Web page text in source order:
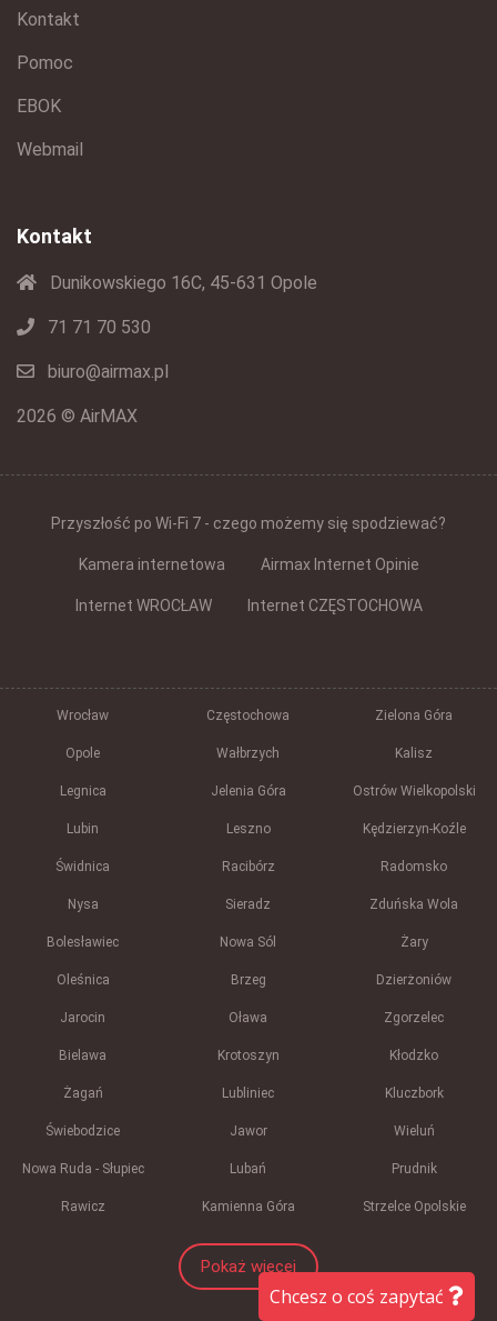
Kontakt
Pomoc
EBOK
Webmail
Kontakt
Dunikowskiego 16C, 45-631 Opole
71 71 70 530
biuro@airmax.pl
2026 © AirMAX
Przyszłość po Wi-Fi 7 - czego możemy się spodziewać?
Kamera internetowa Airmax Internet Opinie
Internet WROCŁAW Internet CZĘSTOCHOWA
Wrocław Częstochowa Zielona Góra
Opole Wałbrzych Kalisz
Legnica Jelenia Góra Ostrów Wielkopolski
Lubin Leszno Kędzierzyn-Koźle
Świdnica Racibórz Radomsko
Nysa Sieradz Zduńska Wola
Bolesławiec Nowa Sól Żary
Oleśnica Brzeg Dzierżoniów
Jarocin Oława Zgorzelec
Bielawa Krotoszyn Kłodzko
Żagań Lubliniec Kluczbork
Świebodzice Jawor Wieluń
Nowa Ruda - Słupiec Lubań Prudnik
Rawicz Kamienna Góra Strzelce Opolskie
Pokaż więcej
Chcesz o coś zapytać